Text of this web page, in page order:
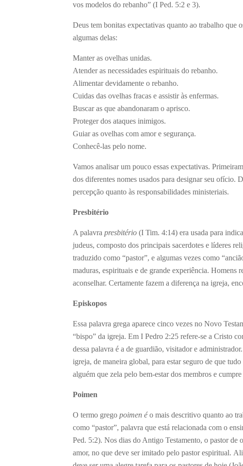
vos modelos do rebanho” (I Ped. 5:2 e 3).
Deus tem bonitas expectativas quanto ao trabalho que
algumas delas:
Manter as ovelhas unidas.
Atender as necessidades espirituais do rebanho.
Alimentar devidamente o rebanho.
Cuidas das ovelhas fracas e assistir às enfermas.
Buscar as que abandonaram o aprisco.
Proteger dos ataques inimigos.
Guiar as ovelhas com amor e segurança.
Conhecê-las pelo nome.
Vamos analisar um pouco essas expectativas.
dos diferentes nomes usados para designar seu ofício.
percepção quanto às responsabilidades ministeriais.
Presbitério
A palavra presbitério (I Tim. 4:14) era usada para
judeus, composto dos principais sacerdotes e líderes
traduzido como “pastor”, e algumas vezes como
maduras, espirituais e de grande experiência.
aconselhar. Certamente fazem a diferença na igreja,
Episkopos
Essa palavra grega aparece cinco vezes no Novo
“bispo” da igreja. Em I Pedro 2:25 refere-se a Cristo
dessa palavra é a de guardião, visitador e
igreja, de maneira global, para estar seguro de que
alguém que zela pelo bem-estar dos membros e
Poimen
O termo grego poimen éo mais descritivo quanto ao
como “pastor”, palavra que está relacionada com o
Ped. 5:2). Nos dias do Antigo Testamento, o pastor de
amor, no que deve ser imitado pelo pastor espiritual.